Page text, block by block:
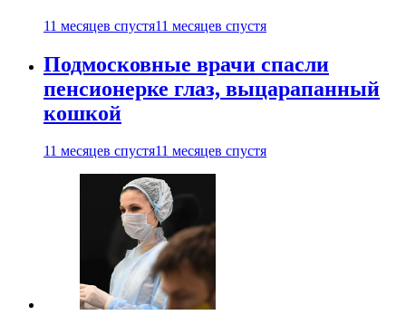
11 месяцев спустя11 месяцев спустя
Подмосковные врачи спасли
пенсионерке глаз, выцарапанный
кошкой
11 месяцев спустя11 месяцев спустя